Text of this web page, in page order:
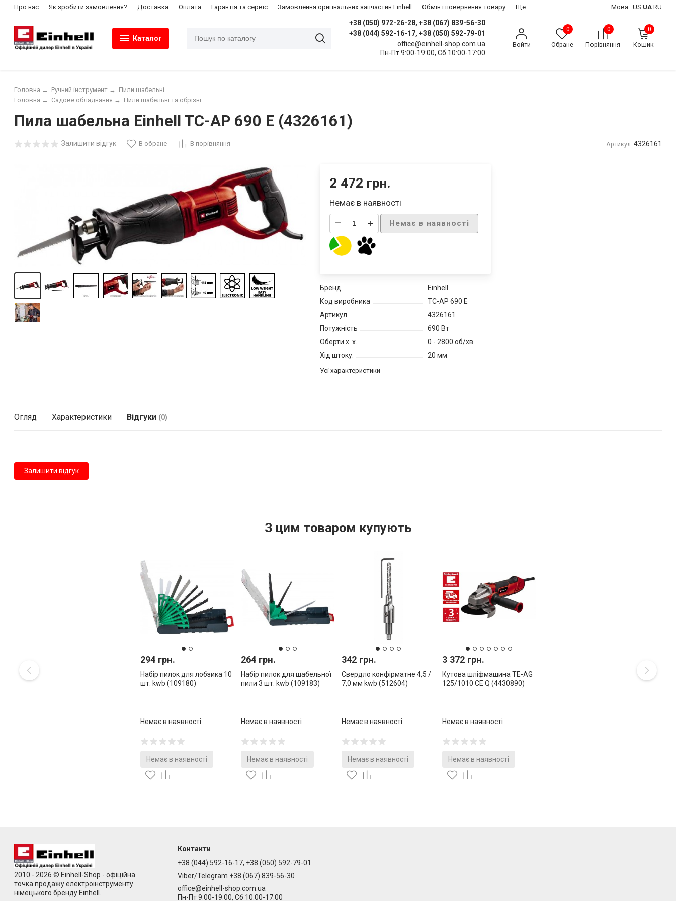
Про нас Як зробити замовлення? Доставка Оплата Гарантія та сервіс Замовлення оригінальних запчастин Einhell ​Обмін і повернення товару Ще Мова: US UA RU
Каталог
+38 (050) 972-26-28, +38 (067) 839-56-30
+38 (044) 592-16-17, +38 (050) 592-79-01
office@einhell-shop.com.ua
Пн-Пт 9:00-19:00, Сб 10:00-17:00
Войти
0
Обране
0
Порівняння
0
Кошик
Головна → Ручний інструмент →
Пили шабельні
Пили шабельні та обрізні
Садове обладнання →
Головна →
Пила шабельна Einhell TC-AP 690 E (4326161)
Залишити відгук В обране В порівняння Артикул: 4326161
2 472 грн.
Немає в наявності
– + Немає в наявності
Бренд
Einhell
Код виробника
TC-AP 690 E
Артикул
4326161
Потужність
690 Вт
Оберти х. х.
0 - 2800 об/хв
Хід штоку:
20 мм
Усі характеристики
Огляд Характеристики Відгуки (0)
Залишити відгук
З цим товаром купують
294 грн.
Набір пилок для лобзика 10
шт. kwb (109180)
Немає в наявності
Немає в наявності
264 грн.
Набір пилок для шабельної
пили 3 шт. kwb (109183)
Немає в наявності
Немає в наявності
342 грн.
Свердло конфірматне 4,5 /
7,0 мм kwb (512604)
Немає в наявності
Немає в наявності
3 372 грн.
Кутова шліфмашина TE-AG
125/1010 CE Q (4430890)
Немає в наявності
Немає в наявності
2010 - 2026 © Einhell-Shop - офіційна
точка продажу електроінструменту
німецького бренду Einhell.
Контакти
+38 (044) 592-16-17, +38 (050) 592-79-01
Viber/Telegram +38 (067) 839-56-30
office@einhell-shop.com.ua
Пн-Пт 9:00-19:00, Сб 10:00-17:00